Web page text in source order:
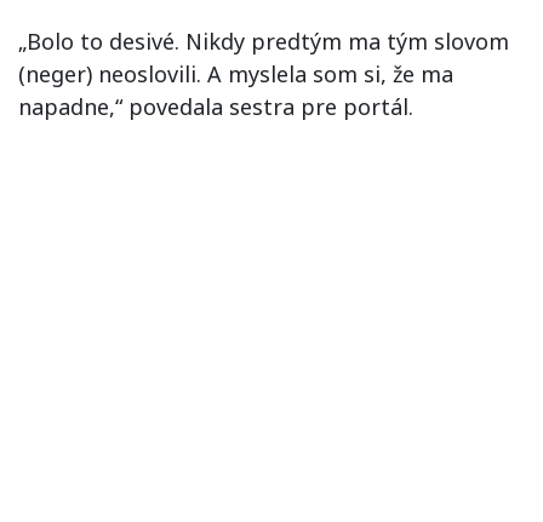
„Bolo to desivé. Nikdy predtým ma tým slovom
(neger) neoslovili. A myslela som si, že ma
napadne,“ povedala sestra pre portál.